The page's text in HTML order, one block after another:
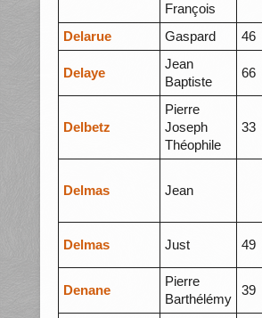
François
Delarue Gaspard 46
Delaye
Jean
Baptiste
66
Delbetz
Pierre
Joseph
Théophile
33
Delmas Jean
Delmas Just 49
Denane
Pierre
Barthélémy
39